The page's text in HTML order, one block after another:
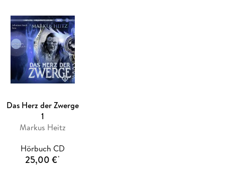
Schuber).
Lesung.
Ungekürzte Ausgabe
Das Herz der Zwerge
1
Markus Heitz
Hörbuch CD
25,00 €*